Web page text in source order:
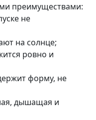
преимуществами:
не
на солнце;
ровно и
форму, не
дышащая и